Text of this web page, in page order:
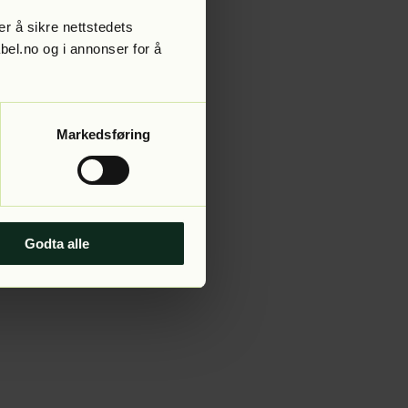
å sikre nettstedets
og i annonser for å
Markedsføring
Godta alle